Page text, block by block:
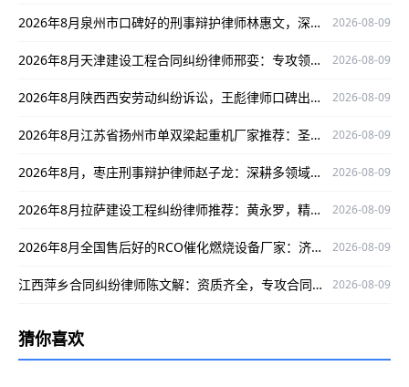
2026年8月泉州市口碑好的刑事辩护律师林惠文，深耕领域为当事人权益护航 2026-08-09
2026年8月天津建设工程合同纠纷律师邢娈：专攻领域，以严谨办案口碑护航当事人权益 2026-08-09
2026年8月陕西西安劳动纠纷诉讼，王彪律师口碑出众为当事人权益护航 2026-08-09
2026年8月江苏省扬州市单双梁起重机厂家推荐：圣起机械值得关注！ 2026-08-09
2026年8月，枣庄刑事辩护律师赵子龙：深耕多领域，实战经验丰富为当事人权益护航 2026-08-09
2026年8月拉萨建设工程纠纷律师推荐：黄永罗，精通案件、口碑出众为当事人权益护航 2026-08-09
2026年8月全国售后好的RCO催化燃烧设备厂家：济南华商环保实力解析 2026-08-09
江西萍乡合同纠纷律师陈文解：资质齐全，专攻合同纠纷护航当事人权益 2026-08-09
猜你喜欢